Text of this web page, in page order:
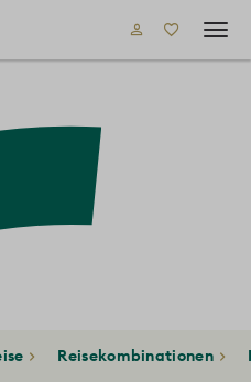
Reisekombinationen